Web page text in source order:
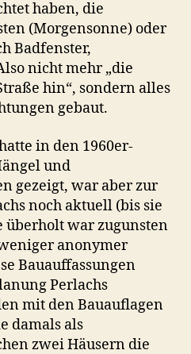
haben, die
(Morgensonne) oder
Badfenster,
nicht mehr „die
hin“, sondern alles
gebaut.
in den 1960er-
und
gezeigt, war aber zur
noch aktuell (bis sie
überholt war zugunsten
anonymer
Bauauffassungen
Perlachs
mit den Bauauflagen
damals als
zwei Häusern die